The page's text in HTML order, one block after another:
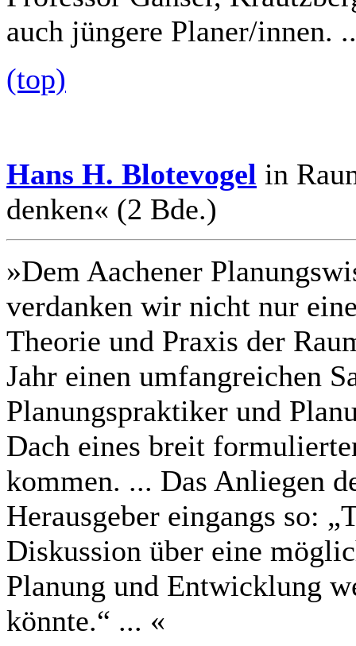
auch jüngere Planer/innen.
(top)
Hans H. Blotevogel in
denken« (2 Bde.)
»Dem Aachener
verdanken wir nicht nur
Theorie und Praxis der
Jahr einen umfangreichen
Planungspraktiker und
Dach eines breit
kommen. ... Das Anliegen
Herausgeber eingangs so:
Diskussion über eine
Planung und Entwicklung
könnte.“ ... «